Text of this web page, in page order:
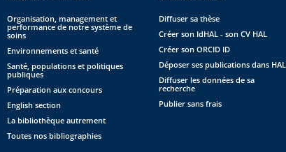
Organisation, management et
performance de notre système de
soins
Environnements et santé
Santé, populations et politiques
publiques
Préparation aux concours
English section
La bibliothèque autrement
Toutes nos bibliographies
Diffuser sa thèse
Créer son IdHAL - son CV HAL
Créer son ORCID ID
Déposer ses publications dans HAL
Diffuser les données de sa
recherche
Publier sans frais